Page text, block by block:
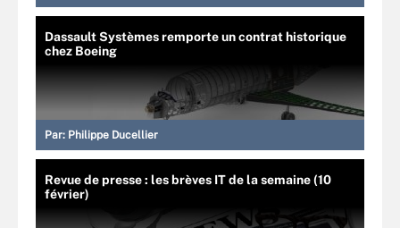
Dassault Systèmes remporte un contrat historique
chez Boeing
Par: Philippe Ducellier
Revue de presse : les brèves IT de la semaine (10
février)